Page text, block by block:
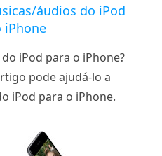
áudios do iPod
iPhone
iPod para o iPhone?
pode ajudá-lo a
iPod para o iPhone.